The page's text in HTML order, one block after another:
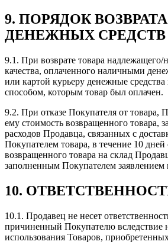
9. ПОРЯДОК ВОЗВРАТА
ДЕНЕЖНЫХ СРЕДСТВ
9.1. При возврате товара надлежащего/
качества, оплаченного наличными
или картой курьеру денежные
способом, которым товар был оплачен.
9.2. При отказе Покупателя от товара,
ему стоимость возвращенного товара,
расходов Продавца, связанных с
Покупателем товара, в течение 10
возвращенного товара на склад
заполненным Покупателем заявлением
10.
10.1. Продавец не несет
причиненный Покупателю вследствие
использования Товаров,